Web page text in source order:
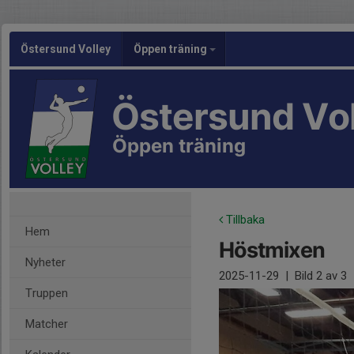
Östersund Volley Öppen träning
Östersund
Öppen träning
Hem
Nyheter
Truppen
Matcher
Tillbaka
Höstmixen
2025-11-29 | Bild 2 av 3